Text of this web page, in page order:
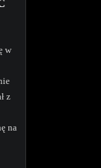
w
z
na